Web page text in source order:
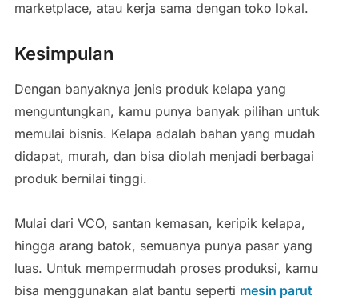
marketplace, atau kerja sama dengan toko lokal.
Kesimpulan
Dengan banyaknya jenis produk kelapa yang
menguntungkan, kamu punya banyak pilihan untuk
memulai bisnis. Kelapa adalah bahan yang mudah
didapat, murah, dan bisa diolah menjadi berbagai
produk bernilai tinggi.
Mulai dari VCO, santan kemasan, keripik kelapa,
hingga arang batok, semuanya punya pasar yang
luas. Untuk mempermudah proses produksi, kamu
bisa menggunakan alat bantu seperti mesin parut